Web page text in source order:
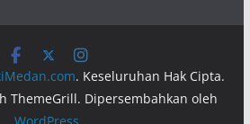
. Keseluruhan Hak Cipta.
ThemeGrill. Dipersembahkan oleh